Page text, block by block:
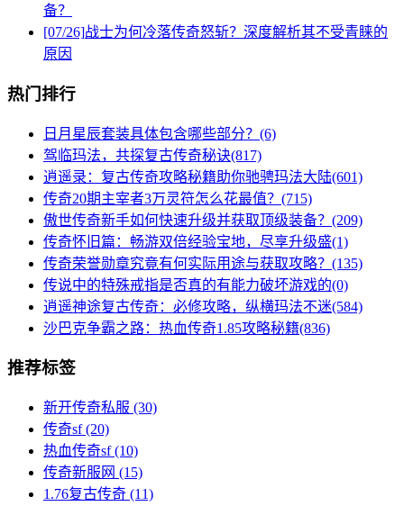
备？
[07/26]战士为何冷落传奇怒斩？深度解析其不受青睐的
原因
热门排行
日月星辰套装具体包含哪些部分？(6)
驾临玛法，共探复古传奇秘诀(817)
逍遥录：复古传奇攻略秘籍助你驰骋玛法大陆(601)
传奇20期主宰者3万灵符怎么花最值？(715)
傲世传奇新手如何快速升级并获取顶级装备？(209)
传奇怀旧篇：畅游双倍经验宝地，尽享升级盛(1)
传奇荣誉勋章究竟有何实际用途与获取攻略？(135)
传说中的特殊戒指是否真的有能力破坏游戏的(0)
逍遥神途复古传奇：必修攻略，纵横玛法不迷(584)
沙巴克争霸之路：热血传奇1.85攻略秘籍(836)
推荐标签
新开传奇私服 (30)
传奇sf(20)
热血传奇sf(10)
传奇新服网 (15)
1.76复古传奇 (11)